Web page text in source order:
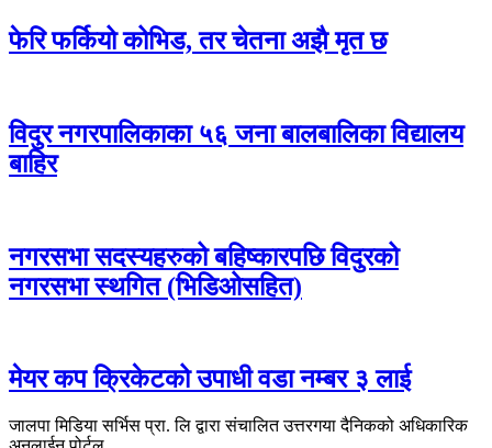
फेरि फर्कियो कोभिड, तर चेतना अझै मृत छ
विदुर नगरपालिकाका ५६ जना बालबालिका विद्यालय
बाहिर
नगरसभा सदस्यहरुको बहिष्कारपछि विदुरको
नगरसभा स्थगित (भिडिओसहित)
मेयर कप क्रिकेटको उपाधी वडा नम्बर ३ लाई
जालपा मिडिया सर्भिस प्रा. लि द्वारा संचालित उत्तरगया दैनिकको अधिकारिक